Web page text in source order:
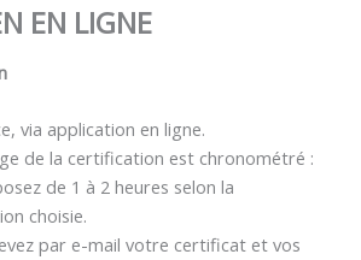
EN LIGNE
via application en ligne.
de la certification est chronométré :
de 1 à 2 heures selon la
choisie.
par e-mail votre certificat et vos